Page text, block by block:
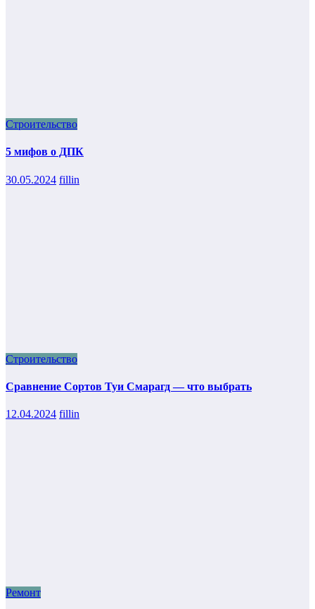
Строительство
5 мифов о ДПК
30.05.2024 fillin
Строительство
Сравнение Сортов Туи Смарагд — что выбрать
12.04.2024 fillin
Ремонт